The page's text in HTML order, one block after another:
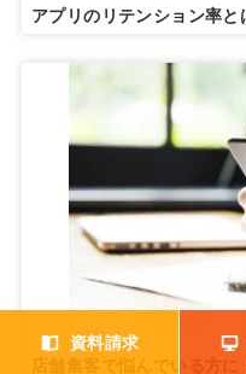
アプリのリテンション率
資料請求